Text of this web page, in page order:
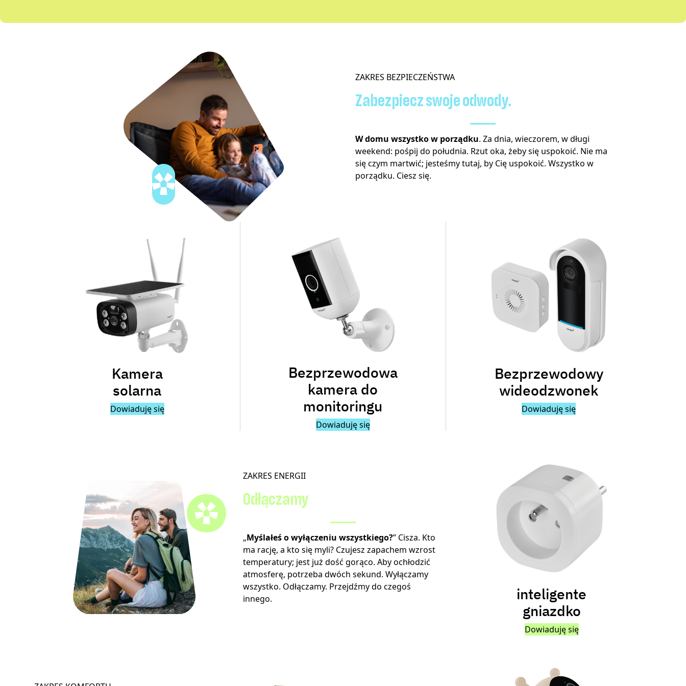
ZAKRES BEZPIECZEŃSTWA
Zabezpiecz swoje odwody.
W domu wszystko w porządku. Za dnia, wieczorem, w długi
weekend: pośpij do południa. Rzut oka, żeby się uspokoić. Nie ma
się czym martwić; jesteśmy tutaj, by Cię uspokoić. Wszystko w
porządku. Ciesz się.
Kamera
solarna
Dowiaduję się
Bezprzewodowa
kamera do
monitoringu
Dowiaduję się
Bezprzewodowy
wideodzwonek
Dowiaduję się
ZAKRES ENERGII
Odłączamy
„Myślałeś o wyłączeniu wszystkiego?” Cisza. Kto
ma rację, a kto się myli? Czujesz zapachem wzrost
temperatury; jest już dość gorąco. Aby ochłodzić
atmosferę, potrzeba dwóch sekund. Wyłączamy
wszystko. Odłączamy. Przejdźmy do czegoś
innego.
inteligente
gniazdko
Dowiaduję się